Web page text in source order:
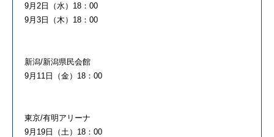
9月2日（水）18：00
9月3日（木）18：00
新潟/新潟県民会館
9月11日（金）18：00
東京/有明アリーナ
9月19日（土）18：00